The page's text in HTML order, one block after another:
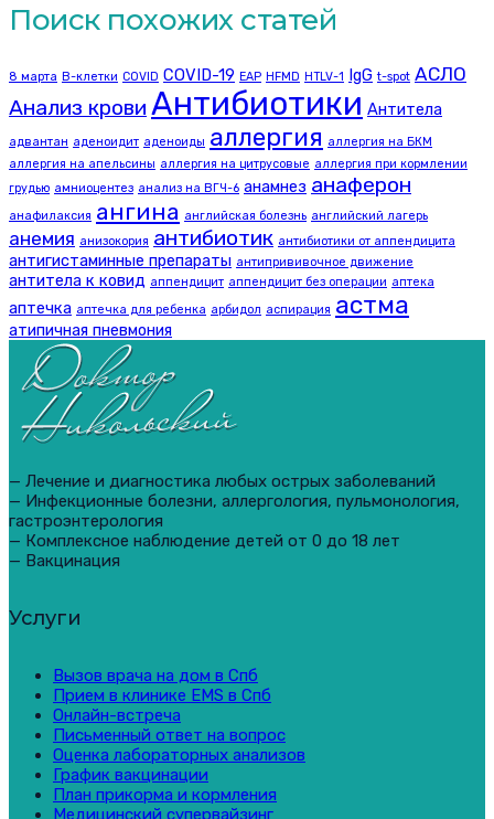
Поиск похожих статей
8 марта B-клетки COVID COVID-19 EAP HFMD HTLV-1 IgG t-spot АСЛО
Анализ крови Антибиотики Антитела
адвантан аденоидит аденоиды аллергия аллергия на БКМ
аллергия на апельсины аллергия на цитрусовые аллергия при кормлении
грудью амниоцентез анализ на ВГЧ-6 анамнез анаферон
анафилаксия ангина английская болезнь английский лагерь
анемия анизокория антибиотик антибиотики от аппендицита
антигистаминные препараты антипрививочное движение
антитела к ковид аппендицит аппендицит без операции аптека
аптечка аптечка для ребенка арбидол аспирация астма
атипичная пневмония
— Лечение и диагностика любых острых заболеваний
— Инфекционные болезни, аллергология, пульмонология,
гастроэнтерология
— Комплексное наблюдение детей от 0 до 18 лет
— Вакцинация
Услуги
Вызов врача на дом в Спб
Прием в клинике EMS в Спб
Онлайн-встреча
Письменный ответ на вопрос
Оценка лабораторных анализов
График вакцинации
План прикорма и кормления
Медицинский супервайзинг